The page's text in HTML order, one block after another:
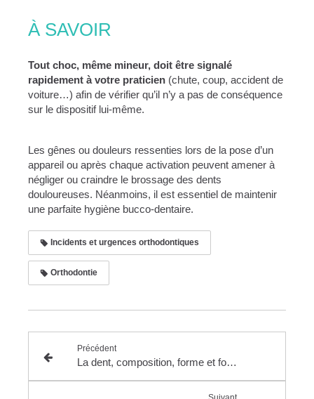
À SAVOIR
Tout choc, même mineur, doit être signalé
rapidement à votre praticien (chute, coup, accident de
voiture…) afin de vérifier qu’il n’y a pas de conséquence
sur le dispositif lui-même.
Les gênes ou douleurs ressenties lors de la pose d’un
appareil ou après chaque activation peuvent amener à
négliger ou craindre le brossage des dents
douloureuses. Néanmoins, il est essentiel de maintenir
une parfaite hygiène bucco-dentaire.
Incidents et urgences orthodontiques
Orthodontie
Précédent
La dent, composition, forme et fonction